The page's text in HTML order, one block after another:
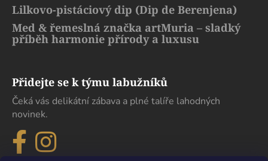
Lilkovo-pistáciový dip (Dip de Berenjena)
Med & řemeslná značka artMuria – sladký
příběh harmonie přírody a luxusu
Přidejte se k týmu labužníků
Čeká vás delikátní zábava a plné talíře lahodných
novinek.